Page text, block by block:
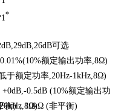
*
可选
额定输出功率,8Ω)
于额定功率,20Hz-1kHz,8Ω)
0.5dB (10%额定输出功
)，10kΩ (非平衡)